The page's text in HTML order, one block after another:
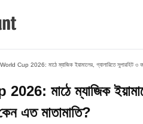
World Cup 2026: মাঠে ম্যাজিক ইয়ামালের, গ্যালারিতে সুপারহিট ৩
মাঠে ম্যাজিক
এত মাতামাতি?